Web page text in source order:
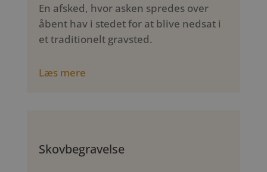
En afsked, hvor asken spredes over
åbent hav i stedet for at blive nedsat i
et traditionelt gravsted.
Læs mere
Skovbegravelse